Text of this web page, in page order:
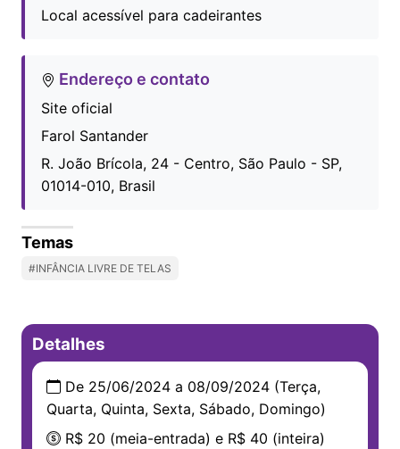
Local acessível para cadeirantes
Endereço e contato
Site oficial
Farol Santander
R. João Brícola, 24 - Centro, São Paulo - SP,
01014-010, Brasil
Temas
#INFÂNCIA LIVRE DE TELAS
Detalhes
De 25/06/2024 a 08/09/2024 (Terça,
Quarta, Quinta, Sexta, Sábado, Domingo)
R$ 20 (meia-entrada) e R$ 40 (inteira)